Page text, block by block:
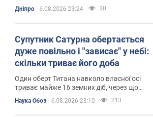
опалювального сезону
Дніпро 6.08.2026 23:24 30
Супутник Сатурна обертається
дуже повільно і "зависає" у небі:
скільки триває його доба
Один оберт Титана навколо власної осі
триває майже 16 земних діб, через що
Сатурн для частини його поверхні ніколи не
заходить за горизонт
Наука Обоз 6.08.2026 23:10 213